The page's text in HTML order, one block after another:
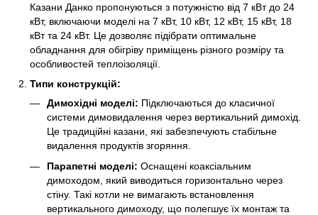
Казани Данко пропонуються з потужністю від 7 кВт до 24
кВт, включаючи моделі на 7 кВт, 10 кВт, 12 кВт, 15 кВт, 18
кВт та 24 кВт. Це дозволяє підібрати оптимальне
обладнання для обігріву приміщень різного розміру та
особливостей теплоізоляції.
Типи конструкцій:
Димохідні моделі: Підключаються до класичної
системи димовидалення через вертикальний димохід.
Це традиційні казани, які забезпечують стабільне
видалення продуктів згоряння.
Парапетні моделі: Оснащені коаксіальним
димоходом, який виводиться горизонтально через
стіну. Такі котли не вимагають встановлення
вертикального димоходу, що полегшує їх монтаж та